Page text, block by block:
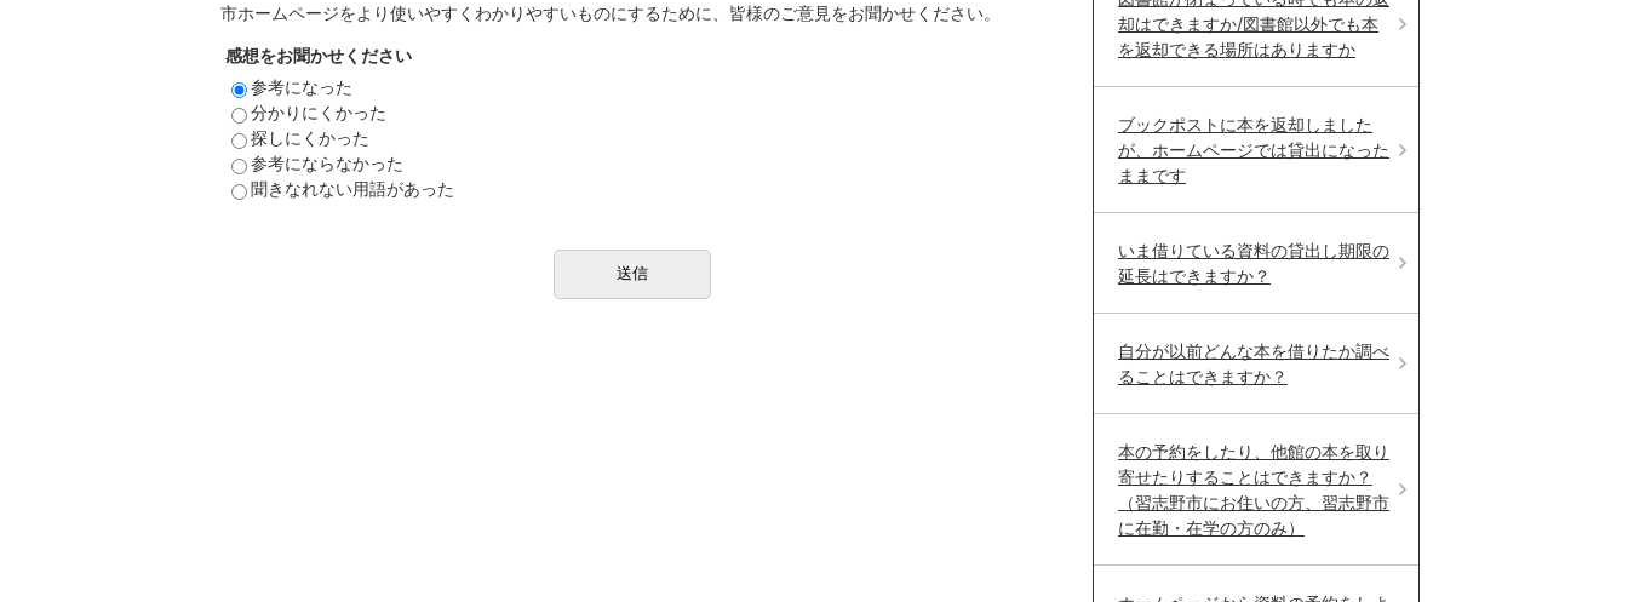
市ホームページをより使いやすくわかりやすいものにするために、皆様のご意見をお聞かせください。
感想をお聞かせください
参考になった
分かりにくかった
探しにくかった
参考にならなかった
聞きなれない用語があった
却はできますか/図書館以外でも本
を返却できる場所はありますか
ブックポストに本を返却しました
が、ホームページでは貸出になった
ままです
いま借りている資料の貸出し期限の
延長はできますか？
自分が以前どんな本を借りたか調べ
ることはできますか？
本の予約をしたり、他館の本を取り
寄せたりすることはできますか？
（習志野市にお住いの方、習志野市
に在勤・在学の方のみ）